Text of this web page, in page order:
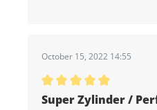
October 15, 2022 14:55
Durchschnittliche
Super Zylinder /